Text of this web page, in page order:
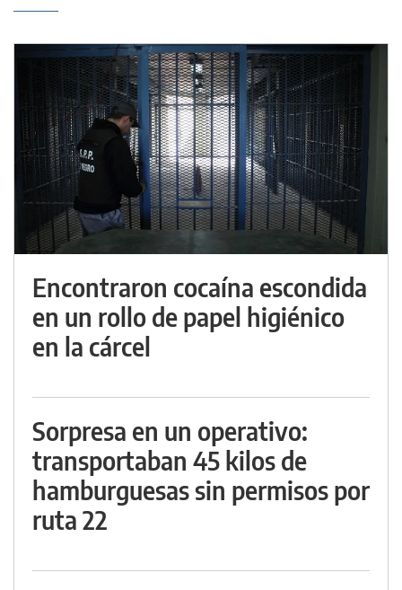
Encontraron cocaína escondida
en un rollo de papel higiénico
en la cárcel
Sorpresa en un operativo:
transportaban 45 kilos de
hamburguesas sin permisos por
ruta 22